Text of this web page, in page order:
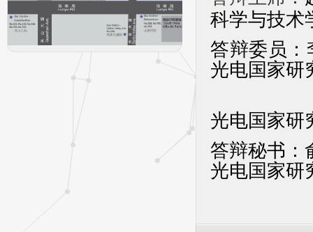
科学与技术
答辩委员
光电国家研
光电国家研
答辩秘书：
光电国家研